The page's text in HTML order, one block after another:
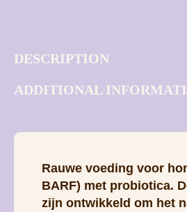
DESCRIPTION
ADDITIONAL
Rauwe voeding voor
BARF) met probiotica.
zijn ontwikkeld om het